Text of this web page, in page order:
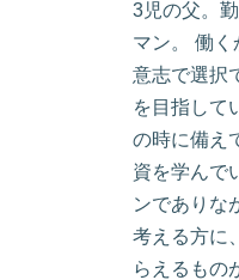
3児の父。
マン。 働
意志で選択
を目指して
の時に備え
資を学んで
ンでありな
考える方に
らえるもの